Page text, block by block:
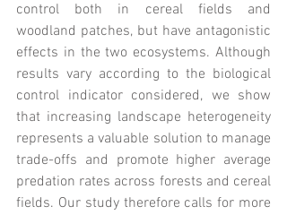
control both in cereal fields and
woodland patches, but have antagonistic
effects in the two ecosystems. Although
results vary according to the biological
control indicator considered, we show
that increasing landscape heterogeneity
represents a valuable solution to manage
trade-offs and promote higher average
predation rates across forests and cereal
fields. Our study therefore calls for more